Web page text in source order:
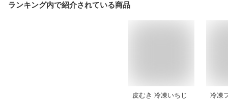
ランキング内で紹介されている商品
皮むき 冷凍いちじ
冷凍